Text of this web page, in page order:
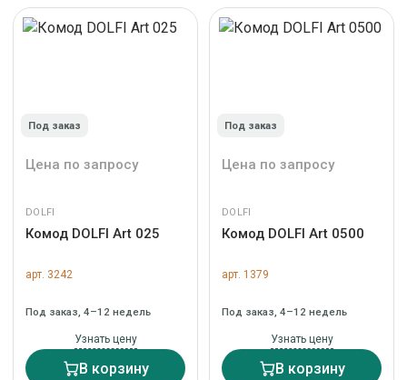
Под заказ
Цена по запросу
DOLFI
Комод DOLFI Art 025
арт. 3242
Под заказ, 4–12 недель
Узнать цену
В корзину
Под заказ
Цена по запросу
DOLFI
Комод DOLFI Art 0500
арт. 1379
Под заказ, 4–12 недель
Узнать цену
В корзину